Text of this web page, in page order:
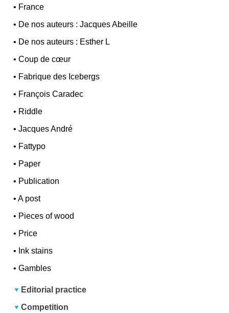
• France
• De nos auteurs : Jacques Abeille
• De nos auteurs : Esther L
•Coup de cœur
• Fabrique des Icebergs
• François Caradec
• Riddle
•Jacques André
• Fattypo
• Paper
• Publication
•A post
• Pieces of wood
• Price
• Ink stains
•Gambles
Editorial practice
Competition